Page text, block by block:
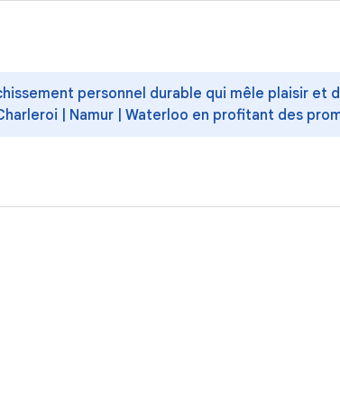
personnel durable qui mêle plaisir
| Namur | Waterloo en profitant des